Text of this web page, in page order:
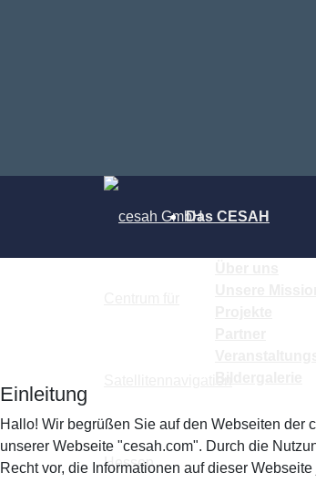
Das CESAH
Einleitung
Hallo! Wir begrüßen Sie auf den Webseiten der
unserer Webseite "cesah.com". Durch die
Recht vor, die Informationen auf dieser